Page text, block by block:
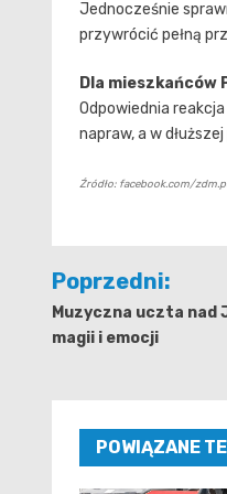
Jednocześnie
przywrócić pełną
Dla mieszkańców
Odpowiednia
napraw, a w
Źródło: facebook.com/
Nawigacja
wpisu
Poprzedni:
Muzyczna uczta nad
magii i emocji
POWIĄZANE